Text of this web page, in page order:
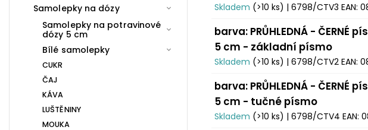
Samolepky na dózy
Samolepky na potravinové
dózy 5 cm
Bílé samolepky
CUKR
ČAJ
KÁVA
LUŠTĚNINY
MOUKA
Skladem (>10 ks) | 6798/CTV3 EAN:
barva: PRŮHLEDNÁ - ČERNÉ
5 cm - základní písmo
Skladem (>10 ks) | 6798/CTV2 EAN:
barva: PRŮHLEDNÁ - ČERNÉ
5 cm - tučné písmo
Skladem (>10 ks) | 6798/CTV4 EAN: